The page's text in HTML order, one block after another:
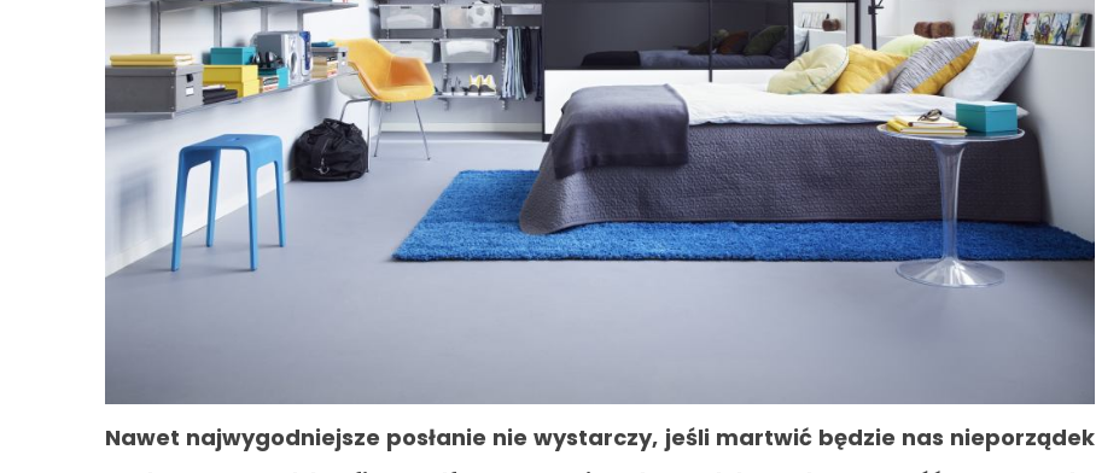
Nawet najwygodniejsze posłanie nie wystarczy, jeśli martwić będzie nas nieporządek